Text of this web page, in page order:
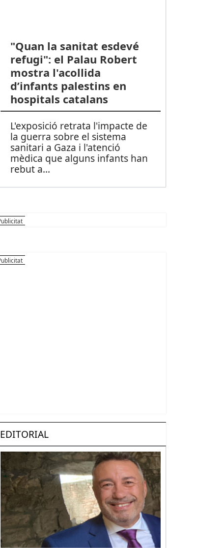
"Quan la sanitat esdevé
refugi": el Palau Robert
mostra l'acollida
d’infants palestins en
hospitals catalans
L'exposició retrata l'impacte de
la guerra sobre el sistema
sanitari a Gaza i l'atenció
mèdica que alguns infants han
rebut a...
EDITORIAL